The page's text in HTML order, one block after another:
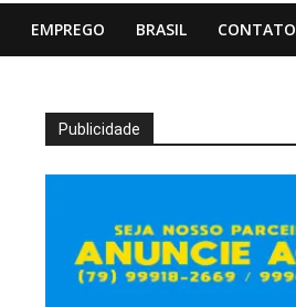
EMPREGO BRASIL CONTATO
Publicidade